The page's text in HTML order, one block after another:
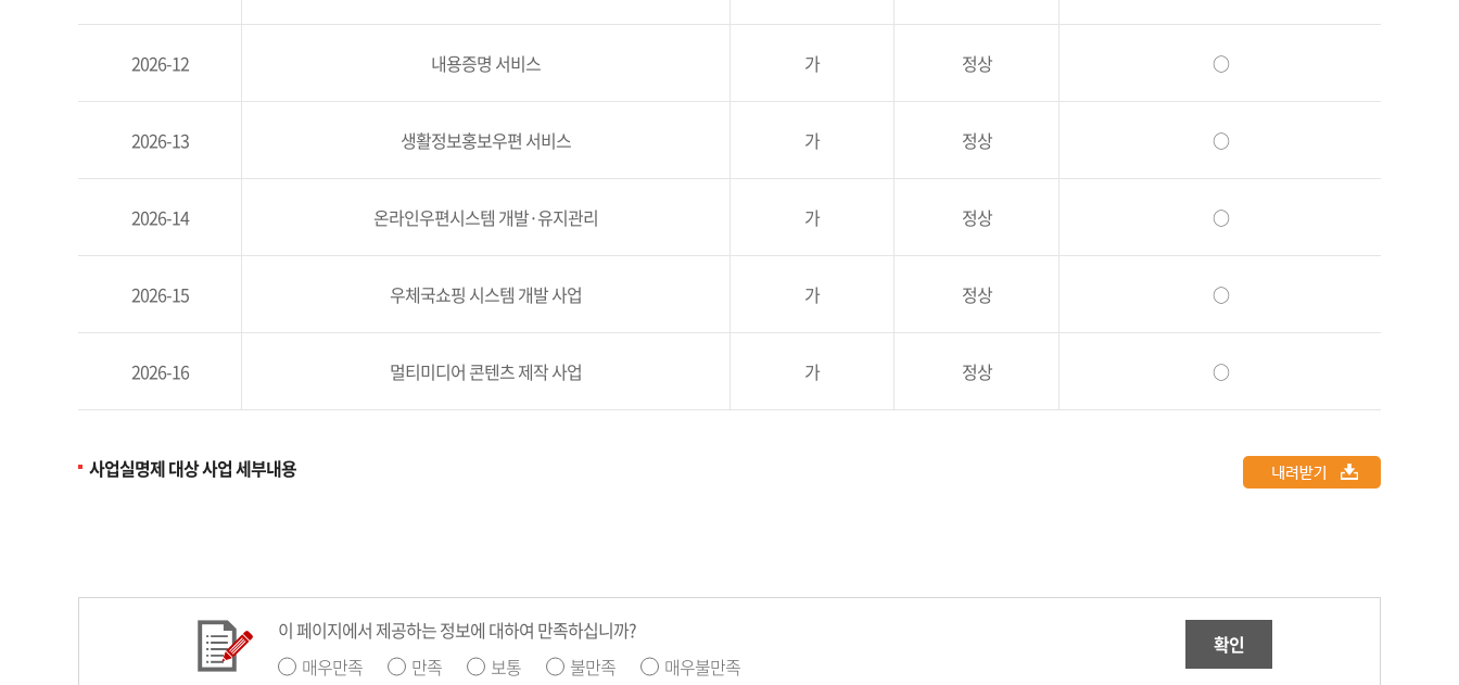
2026-12 내용증명 서비스 가 정상 ○
2026-13 생활정보홍보우편 서비스 가 정상 ○
2026-14 온라인우편시스템 개발·유지관리 가 정상 ○
2026-15 우체국쇼핑 시스템 개발 사업 가 정상 ○
2026-16 멀티미디어 콘텐츠 제작 사업 가 정상 ○
사업실명제 대상 사업 세부내용
이 페이지에서 제공하는 정보에 대하여 만족하십니까?
매우만족
만족 보통 불만족 매우불만족
확인